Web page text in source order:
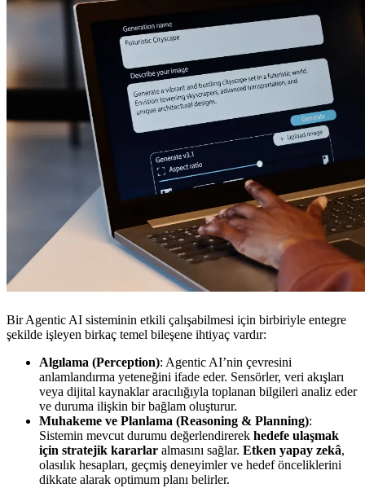
Bir Agentic AI sisteminin etkili çalışabilmesi için birbiriyle entegre
şekilde işleyen birkaç temel bileşene ihtiyaç vardır:
Algılama (Perception): Agentic AI’nin çevresini
anlamlandırma yeteneğini ifade eder. Sensörler, veri akışları
veya dijital kaynaklar aracılığıyla toplanan bilgileri analiz eder
ve duruma ilişkin bir bağlam oluşturur.
Muhakeme ve Planlama (Reasoning & Planning):
Sistemin mevcut durumu değerlendirerek hedefe ulaşmak
için stratejik kararlar almasını sağlar. Etken yapay zekâ,
olasılık hesapları, geçmiş deneyimler ve hedef önceliklerini
dikkate alarak optimum planı belirler.